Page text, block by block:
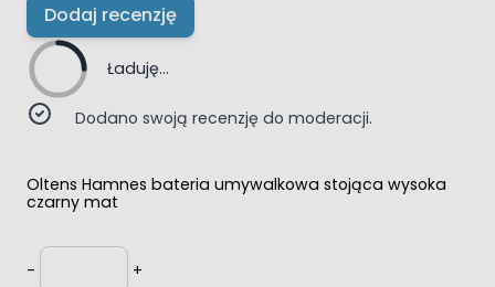
Dodaj recenzję
Ładuję...
Dodano swoją recenzję do moderacji.
Oltens Hamnes bateria umywalkowa stojąca wysoka
czarny mat
-
Ilość
+